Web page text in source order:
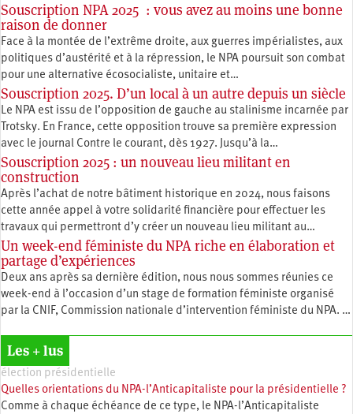
Souscription NPA 2025 : vous avez au moins une bonne
raison de donner
Face à la montée de l’extrême droite, aux guerres impérialistes, aux
politiques d’austérité et à la répression, le NPA poursuit son combat
pour une alternative écosocialiste, unitaire et…
Souscription 2025. D’un local à un autre depuis un siècle
Le NPA est issu de l’opposition de gauche au stalinisme incarnée par
Trotsky. En France, cette opposition trouve sa première expression
avec le journal Contre le courant, dès 1927. Jusqu’à la…
Souscription 2025 : un nouveau lieu militant en
construction
Après l’achat de notre bâtiment historique en 2024, nous faisons
cette année appel à votre solidarité financière pour effectuer les
travaux qui permettront d’y créer un nouveau lieu militant au…
Un week-end féministe du NPA riche en élaboration et
partage d’expériences
Deux ans après sa dernière édition, nous nous sommes réunies ce
week-end à l’occasion d’un stage de formation féministe organisé
par la CNIF, Commission nationale d’intervention féministe du NPA. …
Les + lus
élection présidentielle
Quelles orientations du NPA-l’Anticapitaliste pour la présidentielle ?
Comme à chaque échéance de ce type, le NPA-l’Anticapitaliste